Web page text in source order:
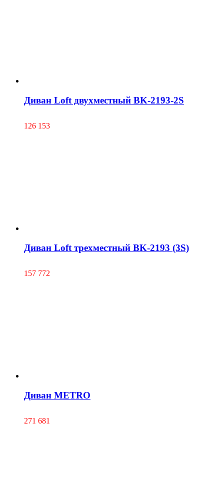
Диван Loft двухместный BK-2193-2S
126 153
Диван Loft трехместный BK-2193 (3S)
157 772
Диван METRO
271 681